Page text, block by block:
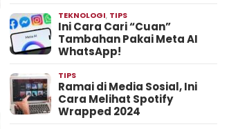
TEKNOLOGI, TIPS
Ini Cara Cari “Cuan”
Tambahan Pakai Meta AI
WhatsApp!
TIPS
Ramai di Media Sosial, Ini
Cara Melihat Spotify
Wrapped 2024